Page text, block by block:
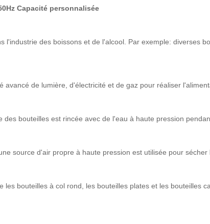
Capacité personnalisée
des boissons et de l'alcool. Par exemple: diverses
de lumière, d'électricité et de gaz pour réaliser
bouteilles est rincée avec de l'eau à haute pression
source d'air propre à haute pression est utilisée pour sécher
bouteilles à col rond, les bouteilles plates et les bouteilles